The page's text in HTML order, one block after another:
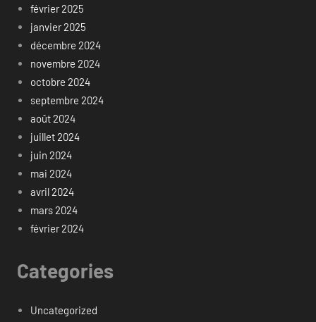
février 2025
janvier 2025
décembre 2024
novembre 2024
octobre 2024
septembre 2024
août 2024
juillet 2024
juin 2024
mai 2024
avril 2024
mars 2024
février 2024
Categories
Uncategorized